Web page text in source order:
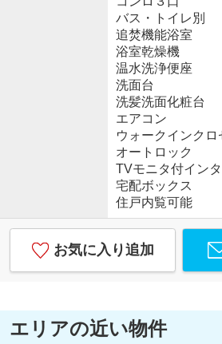
バス・トイレ別
追焚機能浴室
浴室乾燥機
温水洗浄便座
洗面台
洗髪洗面化粧台
エアコン
ウォークインクロ
オートロック
TVモニタ付イン
宅配ボックス
住戸内覧可能
お気に入り追加
エリアの近い物件